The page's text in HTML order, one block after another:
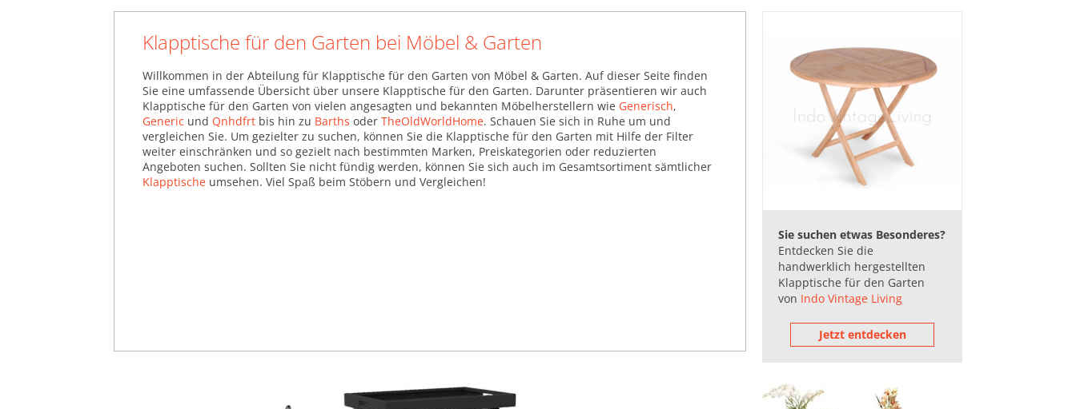
Nachttische (275.313)
Schmink- & Frisiertische
(42.893)
Schreibtische (326.997)
Sekretäre (2.161)
Servierwagen (11.400)
Waschtische (68.346)
Sie suchen etwas Besonderes?
Entdecken Sie die
handwerklich hergestellten
Klapptische für den Garten
von Indo Vintage Living
Jetzt entdecken
Klapptische für den Garten bei Möbel & Garten
Willkommen in der Abteilung für Klapptische für den Garten von Möbel & Garten. Auf dieser Seite finden
Sie eine umfassende Übersicht über unsere Klapptische für den Garten. Darunter präsentieren wir auch
Klapptische für den Garten von vielen angesagten und bekannten Möbelherstellern wie Generisch,
Generic und Qnhdfrt bis hin zu Barths oder TheOldWorldHome. Schauen Sie sich in Ruhe um und
vergleichen Sie. Um gezielter zu suchen, können Sie die Klapptische für den Garten mit Hilfe der Filter
weiter einschränken und so gezielt nach bestimmten Marken, Preiskategorien oder reduzierten
Angeboten suchen. Sollten Sie nicht fündig werden, können Sie sich auch im Gesamtsortiment sämtlicher
Klapptische umsehen. Viel Spaß beim Stöbern und Vergleichen!